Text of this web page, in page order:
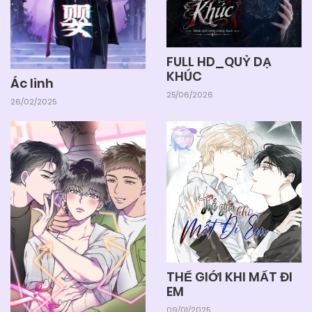
Chapter 13 06/06/2025
Chapter 12 06/06/2025
Chapter 10 06/06/2025
Chapter 9 06/06/2025
Chapter 8 06/06/2025
06/06/2025
Ác linh
26/02/2025
FULL HD_QUỶ DẠ
KHÚC
25/06/2026
THẾ GIỚI KHI MẤT ĐI
EM